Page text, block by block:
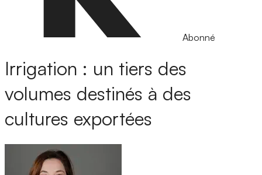
Abonné
Irrigation : un tiers des
volumes destinés à des
cultures exportées